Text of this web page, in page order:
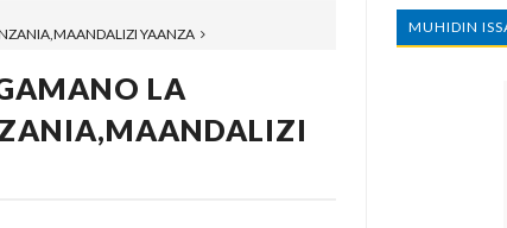
YAANZA
LA
MUHIDIN